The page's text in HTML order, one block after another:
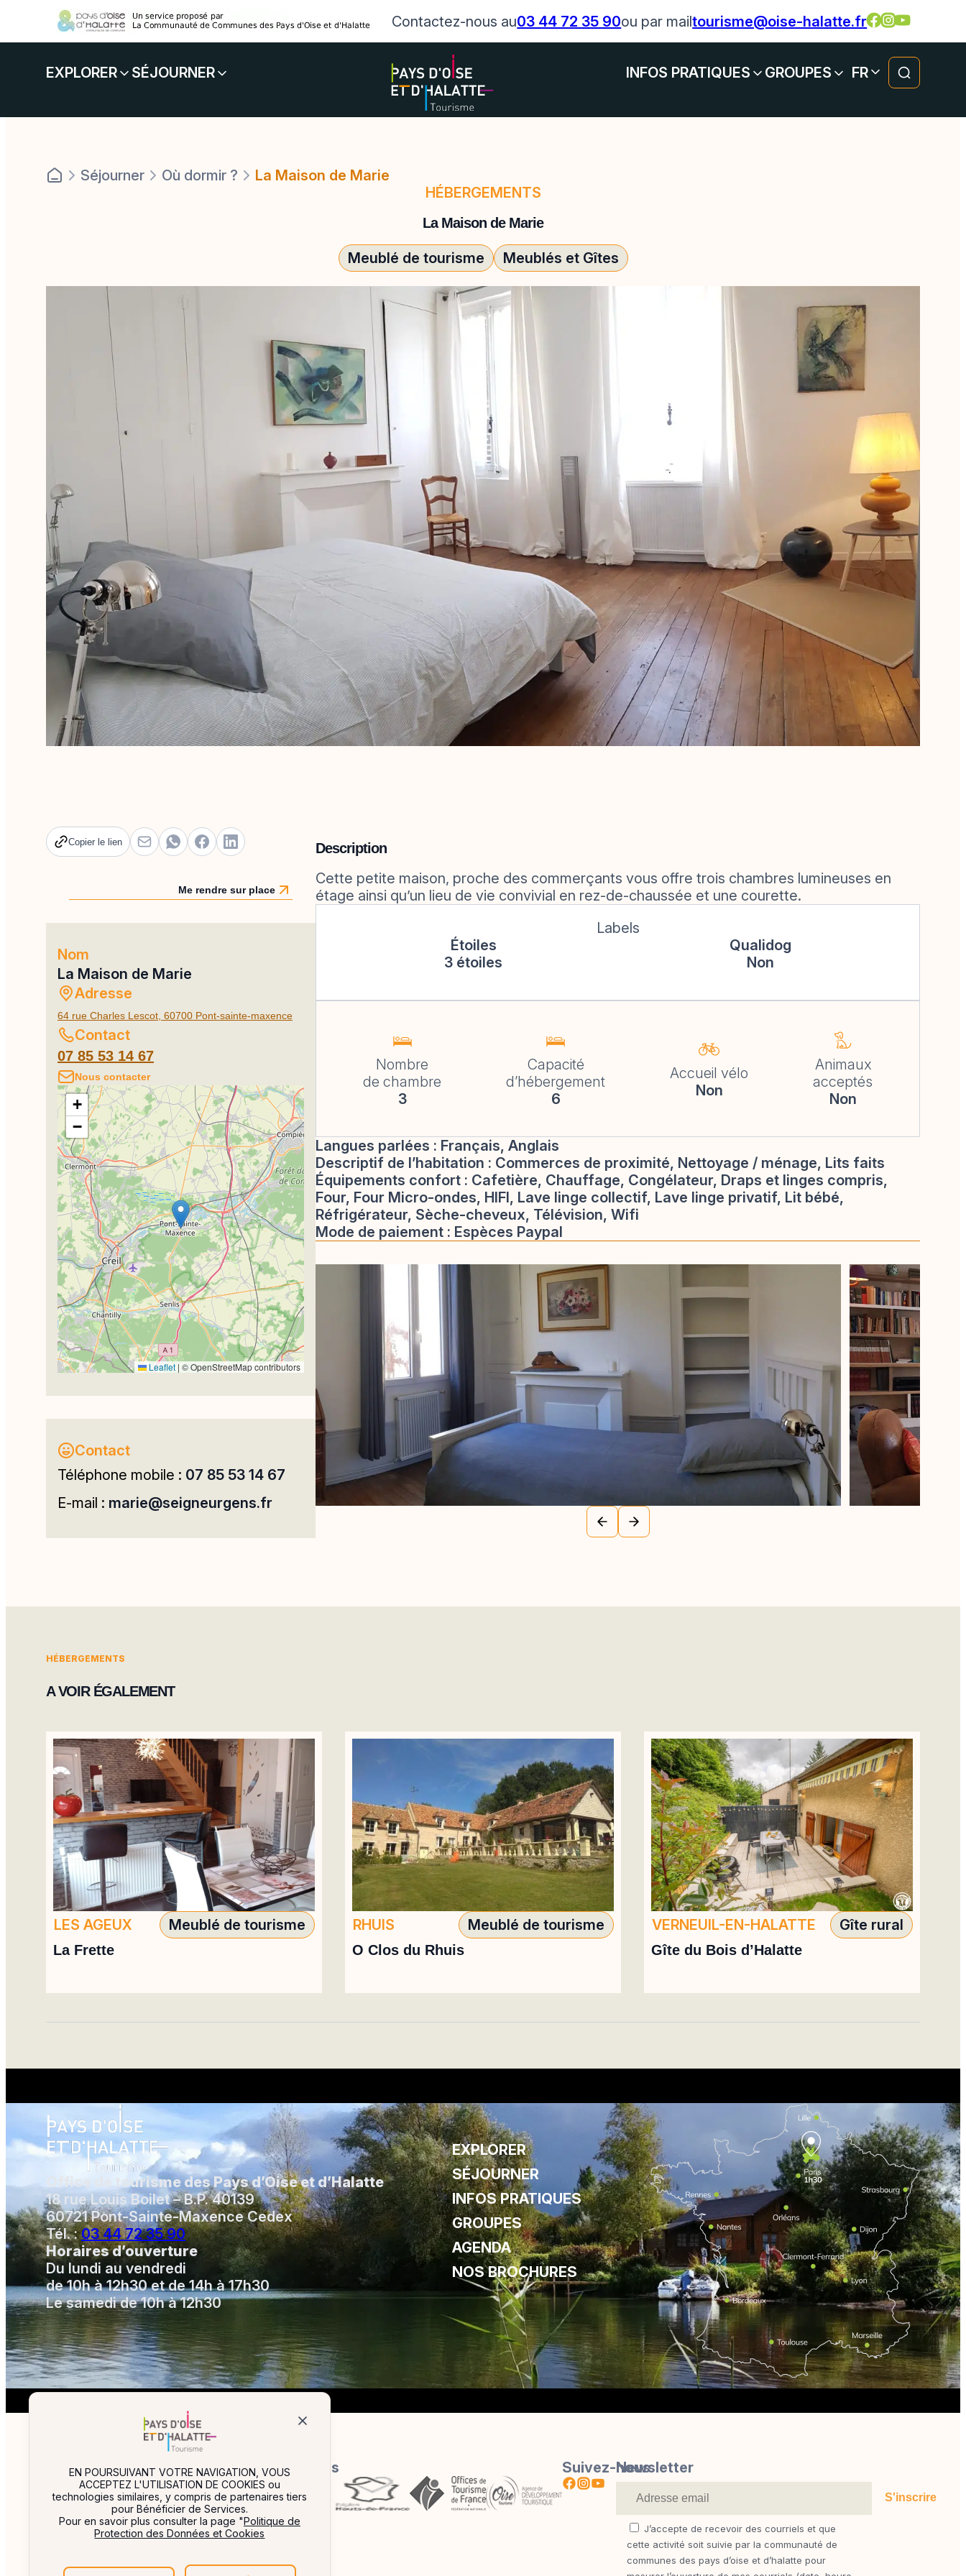
au
contenu
Contactez-nous au03 44 72 35 90ou par mailtourisme@oise-halatte.fr
EXPLORER SÉJOURNER INFOS PRATIQUES GROUPES FR
Séjourner Où dormir ?
La Maison de Marie
HÉBERGEMENTS
La Maison de Marie
Meublé de tourisme Meublés et Gîtes
Copier le lien
Me rendre sur place
Nom
La Maison de Marie
Adresse
64 rue Charles Lescot, 60700 Pont-sainte-maxence
Contact
07 85 53 14 67
Nous contacter
+
−
Leaflet | © OpenStreetMap contributors
Contact
Téléphone mobile : 07 85 53 14 67
E-mail : marie@seigneurgens.fr
Description
Cette petite maison, proche des commerçants vous offre trois chambres lumineuses en
étage ainsi qu’un lieu de vie convivial en rez-de-chaussée et une courette.
Labels
Étoiles
3 étoiles
Qualidog
Non
Nombre
de chambre
3
Capacité
d’hébergement
6
Accueil vélo
Non
Animaux
acceptés
Non
Langues parlées : Français, Anglais
Descriptif de l’habitation : Commerces de proximité, Nettoyage / ménage, Lits faits
Équipements confort : Cafetière, Chauffage, Congélateur, Draps et linges compris,
Four, Four Micro-ondes, HIFI, Lave linge collectif, Lave linge privatif, Lit bébé,
Réfrigérateur, Sèche-cheveux, Télévision, Wifi
Mode de paiement : Espèces Paypal
HÉBERGEMENTS
A VOIR ÉGALEMENT
La Frette
LES AGEUX Meublé de tourisme
O Clos du Rhuis
RHUIS Meublé de tourisme
Gîte du Bois d’Halatte
VERNEUIL-EN-HALATTE Gîte rural
Office de tourisme des Pays d’Oise et d’Halatte
18 rue Louis Boilet – B.P. 40139
60721 Pont-Sainte-Maxence Cedex
Tél. :03 44 72 35 90
Horaires d’ouverture
Du lundi au vendredi
de 10h à 12h30 et de 14h à 17h30
Le samedi de 10h à 12h30
EXPLORER
SÉJOURNER
INFOS PRATIQUES
GROUPES
AGENDA
NOS BROCHURES
Partenaires Suivez-nousNewsletter
J’accepte de recevoir des courriels et que
cette activité soit suivie par la communauté de
communes des pays d’oise et d’halatte pour
Panneau de gestion des cookies
EN POURSUIVANT VOTRE NAVIGATION, VOUS
ACCEPTEZ L'UTILISATION DE COOKIES ou
technologies similaires, y compris de partenaires tiers
pour Bénéficier de Services.
Pour en savoir plus consulter la page "Politique de
Protection des Données et Cookies